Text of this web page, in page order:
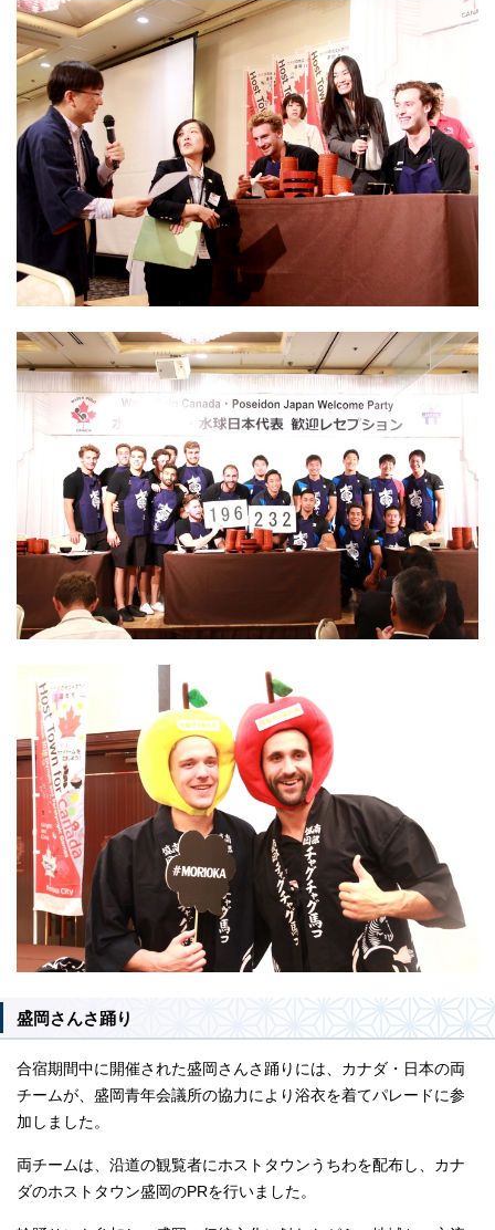
盛岡さんさ踊り
合宿期間中に開催された盛岡さんさ踊りには、カナダ・日本の両
チームが、盛岡青年会議所の協力により浴衣を着てパレードに参
加しました。
両チームは、沿道の観覧者にホストタウンうちわを配布し、カナ
ダのホストタウン盛岡のPRを行いました。